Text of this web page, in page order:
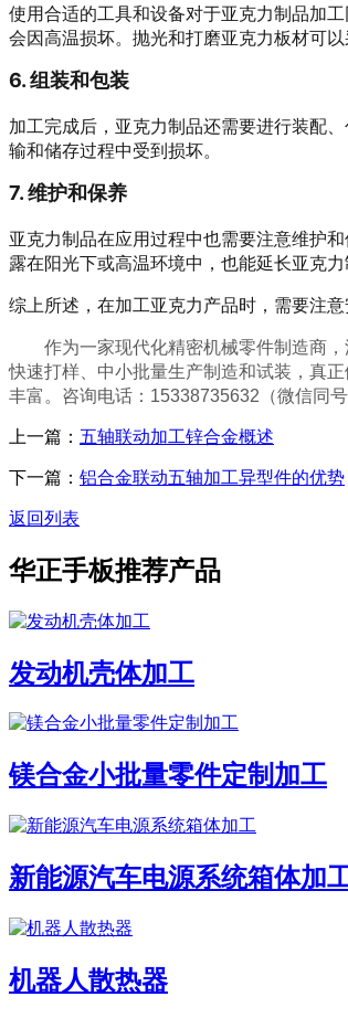
使用合适的工具和设备对于亚克力制品加
会因高温损坏。抛光和
6. 组装和包装
加工完成后，亚克力制品还需要进行装配
输和储存过程中受到损坏。
7. 维护和保养
亚克力制品在应用过程中也需要注意维护
露在阳光下或高温环境中，也能延长亚克力
综上所述，在加工亚克力产品时，需要注
作为一家现代化精密机械零件制造商
快速打样、中小批量生产制造和试装，真
丰富。咨询电话：15338735632（微信同号
上一篇： 五轴联动加工锌合金概述
下一篇： 铝合金联动五轴加工异型件的优势
返回列表
华正手板推荐产品
发动机壳体加工
镁合金小批量零件定制加工
新能源汽车电源系统箱体加
机器人散热器